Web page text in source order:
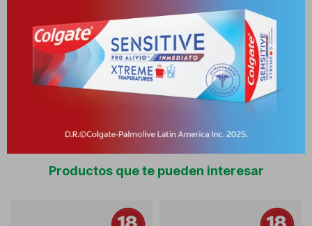
Descripción
INDICACIONES ROXICAM ESTÁ INDICADO EN EL TRATAMIENTO DE
LA HIPERLIPIDEMIA, COMO COADYUVANTE PARA REDUCIR
COLESTEROLES TOTALES EL
Productos que te pueden interesar